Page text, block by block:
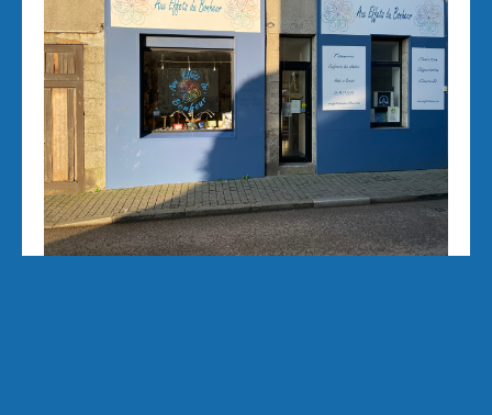
Aux Effets du Bonheur Laetitia Pertriaux 3 rue
de la Tour 29870 Lannilis 06/43/34/20/40
auxeffetsdubonheur@kmel.bzh